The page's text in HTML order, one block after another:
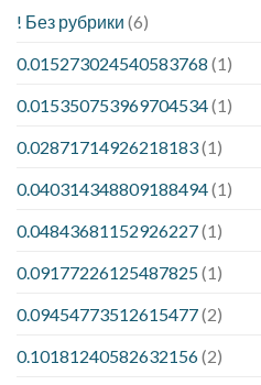
! Без рубрики (6)
0.015273024540583768 (1)
0.015350753969704534(1)
0.02871714926218183(1)
0.040314348809188494(1)
0.04843681152926227(1)
0.09177226125487825(1)
0.09454773512615477(2)
0.10181240582632156(2)